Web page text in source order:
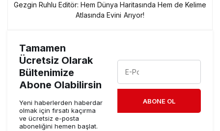
Gezgin Ruhlu Editör: Hem Dünya Haritasında Hem de Kelime
Atlasında Evini Arıyor!
Tamamen
Ücretsiz Olarak
Bültenimize
Abone Olabilirsin
Yeni haberlerden haberdar
olmak için fırsatı kaçırma
ve ücretsiz e-posta
aboneliğini hemen başlat.
ABONE OL